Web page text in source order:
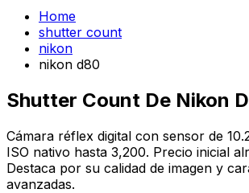
Home
shutter count
nikon
nikon d80
Shutter Count De Nikon
Cámara réflex digital con sensor de
ISO nativo hasta 3,200. Precio inicial
Destaca por su calidad de imagen y
avanzadas.